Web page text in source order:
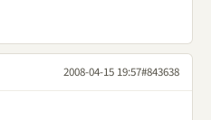
2008-04-15 19:57#843638